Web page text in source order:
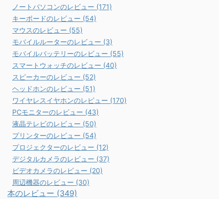
ノートパソコンのレビュー (171)
キーボードのレビュー (54)
マウスのレビュー (55)
モバイルルーターのレビュー (3)
モバイルバッテリーのレビュー (55)
スマートウォッチのレビュー (40)
スピーカーのレビュー (52)
ヘッドホンのレビュー (51)
ワイヤレスイヤホンのレビュー (170)
PCモニターのレビュー (43)
液晶テレビのレビュー (50)
プリンターのレビュー (54)
プロジェクターのレビュー (12)
デジタルカメラのレビュー (37)
ビデオカメラのレビュー (20)
周辺機器のレビュー (30)
本のレビュー (349)